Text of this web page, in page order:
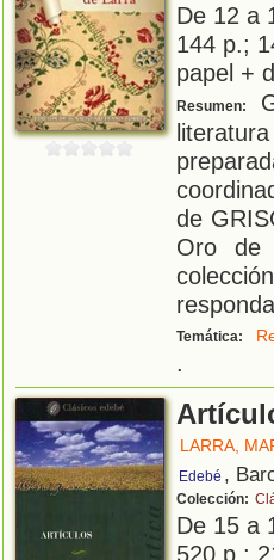
De 12 a
144 p.;
papel +
Resumen:
de
Oro de
Temática:
.
LARRA,
Edebé ,
Colección:
De 15 a
520 p.;